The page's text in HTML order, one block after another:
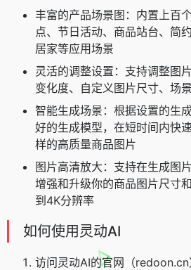
丰富的产品场景图：内置上百
点、节日活动、商品站台、简
居家等应用场景
灵活的调整设置：支持调整图
变化度、自定义图片尺寸、场
智能生成场景：根据设置的生
好的生成模型，在短时间内快
样的高质量商品图片
图片高清放大：支持在生成图
增强和升级你的商品图片尺寸
到4K分辨率
如何使用灵动AI
访问灵动AI的官网（